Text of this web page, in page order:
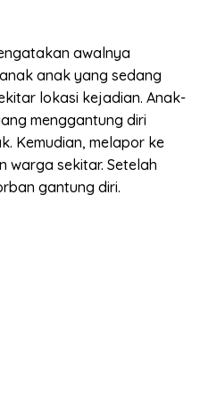
awalnya
anak yang sedang
lokasi kejadian. Anak-
menggantung diri
Kemudian, melapor ke
warga sekitar. Setelah
gantung diri.